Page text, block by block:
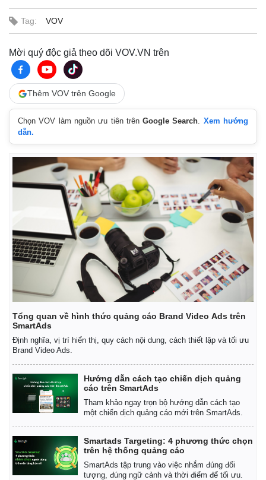
Thế giới
Quan sát
Cuộc sống đó đây
Hồ sơ
Video
Ảnh
Infographic
Tag: VOV
Mời quý độc giả theo dõi VOV.VN trên
Thêm VOV trên Google
Chọn VOV làm nguồn ưu tiên trênGoogle Search. Xem hướng
dẫn.
Tổng quan về hình thức quảng cáo Brand Video Ads trên
SmartAds
Định nghĩa, vị trí hiển thị, quy cách nội dung, cách thiết lập và tối ưu
Brand Video Ads.
Hướng dẫn cách tạo chiến dịch quảng
cáo trên SmartAds
Tham khảo ngay trọn bộ hướng dẫn cách tạo
một chiến dịch quảng cáo mới trên SmartAds.
Smartads Targeting: 4 phương thức chọn
trên hệ thống quảng cáo
SmartAds tập trung vào việc nhắm đúng đối
tượng, đúng ngữ cảnh và thời điểm để tối ưu.